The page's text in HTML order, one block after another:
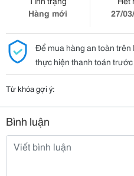
Hàng mới
27/
Để mua hàng an toàn trên
thực hiện thanh toán
Từ khóa gợi ý:
Bình luận